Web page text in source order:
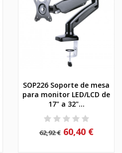
SOP226 Soporte de mesa
para monitor LED/LCD de
17" a 32"...
62,92 € 60,40 €